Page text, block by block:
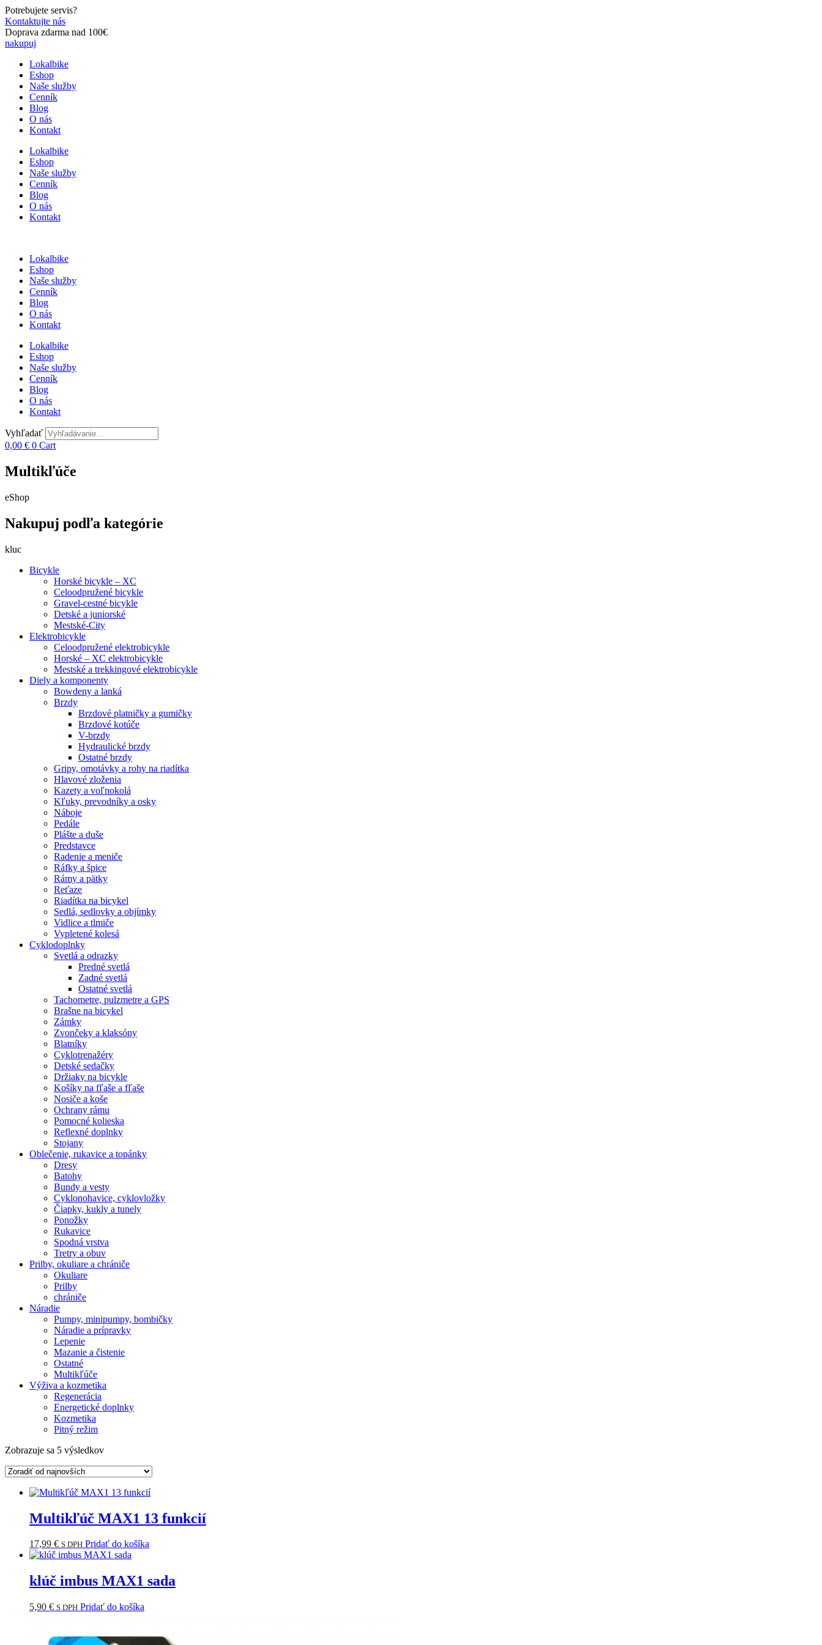
Preskočiť
na
obsah
Potrebujete servis?
Kontaktujte nás
Doprava zdarma nad 100€
nakupuj
Lokalbike
Eshop
Naše služby
Cenník
Blog
O nás
Kontakt
Lokalbike
Eshop
Naše služby
Cenník
Blog
O nás
Kontakt
Lokalbike
Eshop
Naše služby
Cenník
Blog
O nás
Kontakt
Lokalbike
Eshop
Naše služby
Cenník
Blog
O nás
Kontakt
Vyhľadať
0,00 € 0 Cart
Multikľúče
eShop
Nakupuj podľa kategórie
kluc
Bicykle
Horské bicykle – XC
Celoodpružené bicykle
Gravel-cestné bicykle
Detské a juniorské
Mestské-City
Elektrobicykle
Celoodpružené elektrobicykle
Horské – XC elektrobicykle
Mestské a trekkingové elektrobicykle
Diely a komponenty
Bowdeny a lanká
Brzdy
Brzdové platničky a gumičky
Brzdové kotúče
V-brzdy
Hydraulické brzdy
Ostatné brzdy
Gripy, omotávky a rohy na riadítka
Hlavové zloženia
Kazety a voľnokolá
Kľuky, prevodníky a osky
Náboje
Pedále
Plášte a duše
Predstavce
Radenie a meniče
Ráfky a špice
Rámy a pätky
Reťaze
Riadítka na bicykel
Sedlá, sedlovky a objímky
Vidlice a tlmiče
Vypletené kolesá
Cyklodoplnky
Svetlá a odrazky
Predné svetlá
Zadné svetlá
Ostatné svetlá
Tachometre, pulzmetre a GPS
Brašne na bicykel
Zámky
Zvončeky a klaksóny
Blatníky
Cyklotrenažéry
Detské sedačky
Držiaky na bicykle
Košíky na fľaše a fľaše
Nosiče a koše
Ochrany rámu
Pomocné kolieska
Reflexné doplnky
Stojany
Oblečenie, rukavice a topánky
Dresy
Batohy
Bundy a vesty
Cyklonohavice, cyklovložky
Čiapky, kukly a tunely
Ponožky
Rukavice
Spodná vrstva
Tretry a obuv
Prilby, okuliare a chrániče
Okuliare
Prilby
chrániče
Náradie
Pumpy, minipumpy, bombičky
Náradie a prípravky
Lepenie
Mazanie a čistenie
Ostatné
Multikľúče
Výživa a kozmetika
Regenerácia
Energetické doplnky
Kozmetika
Pitný režim
Zobrazuje sa 5 výsledkovZoradené
najnovších
Multikľúč MAX1 13 funkcií
17,99 € S DPH Pridať do košíka
klúč imbus MAX1 sada
5,90 € S DPH Pridať do košíka